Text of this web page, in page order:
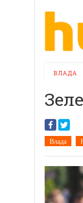
ВЛАДА
Влада